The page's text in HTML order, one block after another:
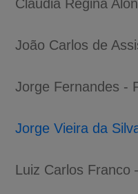
Cláudia Regina
João Carlos de
Jorge Fernandes -
Jorge Vieira da
Luiz Carlos Franco